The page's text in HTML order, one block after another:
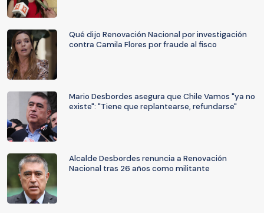
Qué dijo Renovación Nacional por investigación
contra Camila Flores por fraude al fisco
Mario Desbordes asegura que Chile Vamos "ya no
existe": "Tiene que replantearse, refundarse"
Alcalde Desbordes renuncia a Renovación
Nacional tras 26 años como militante